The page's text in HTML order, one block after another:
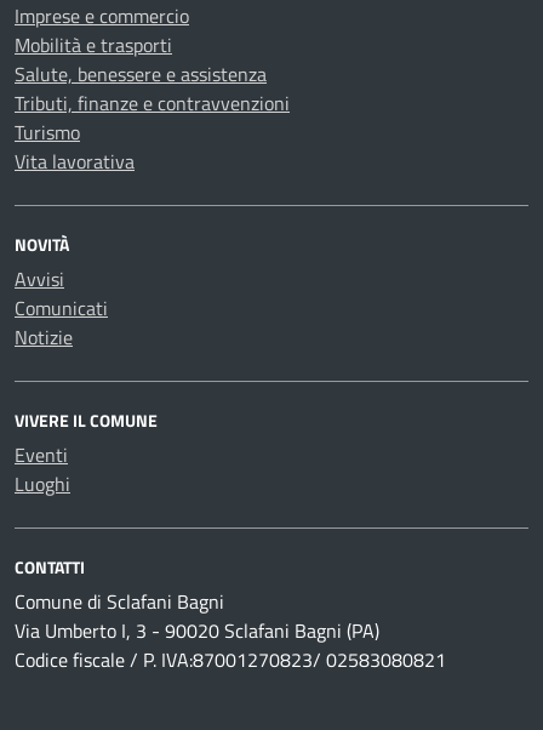
Imprese e commercio
Mobilità e trasporti
Salute, benessere e assistenza
Tributi, finanze e contravvenzioni
Turismo
Vita lavorativa
NOVITÀ
Avvisi
Comunicati
Notizie
VIVERE IL COMUNE
Eventi
Luoghi
CONTATTI
Comune di Sclafani Bagni
Via Umberto I, 3 - 90020 Sclafani Bagni (PA)
Codice fiscale / P. IVA:87001270823/ 02583080821